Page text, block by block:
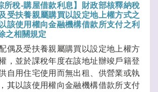
所稅-購屋借款利息】財政部核釋納稅
受扶養親屬購買以設定地上權方式之
該使用權向金融機構借款所支付之利
之相關規定
偶及受扶養親屬購買以設定地上權方
，並於課稅年度在該地址辦竣戶籍登
自用住宅使用而無出租、供營業或執
其以該使用權向金融機構借款所支付